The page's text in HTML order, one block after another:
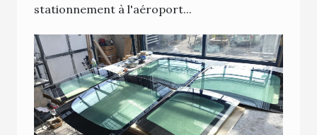
stationnement à l'aéroport...